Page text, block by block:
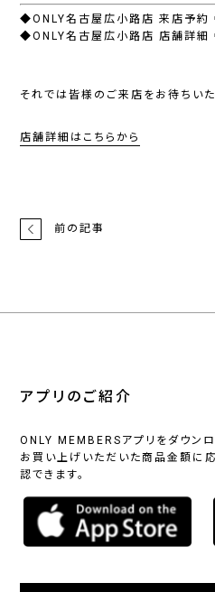
◆ONLY名古屋広小路店 来店予
◆ONLY名古屋広小路店 店舗詳
それでは皆様のご来店をお待ちい
店舗詳細はこちらから
前の記事
アプリのご紹介
ONLY MEMBERSアプリをダウンロ
お買い上げいただいた商品金額に
認できます。